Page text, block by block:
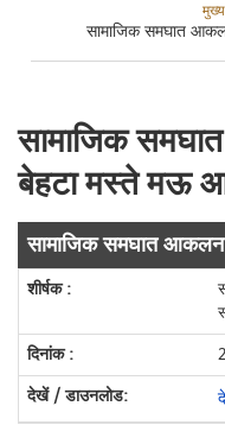
सामाजिक समघात
सामाजिक
बेहटा मस्ते मऊ
सामाजिक समघात